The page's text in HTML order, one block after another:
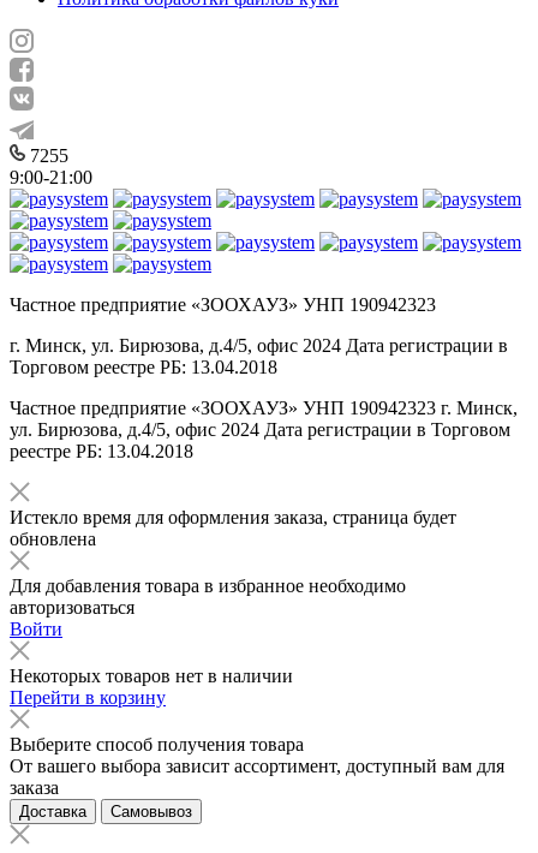
7255
9:00-21:00
Частное предприятие «ЗООХАУЗ» УНП 190942323
г. Минск, ул. Бирюзова, д.4/5, офис 2024 Дата регистрации в
Торговом реестре РБ: 13.04.2018
Частное предприятие «ЗООХАУЗ» УНП 190942323 г. Минск,
ул. Бирюзова, д.4/5, офис 2024 Дата регистрации в Торговом
реестре РБ: 13.04.2018
Истекло время для оформления заказа, страница будет
обновлена
Для добавления товара в избранное необходимо
авторизоваться
Войти
Некоторых товаров нет в наличии
Перейти в корзину
Выберите способ получения товара
От вашего выбора зависит ассортимент, доступный вам для
заказа
Доставка Самовывоз